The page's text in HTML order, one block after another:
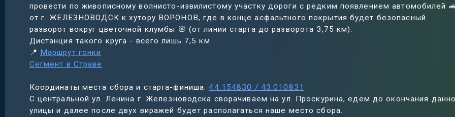
провести по живописному волнисто-извилистому участку дороги с редким появлением автомобилей
от г. ЖЕЛЕЗНОВОДСК к хутору ВОРОНОВ, где в конце асфальтного покрытия будет безопасный
разворот вокруг цветочной клумбы 🌸 (от линии старта до разворота 3,75 км).
Дистанция такого круга - всего лишь 7,5 км.
📍 Маршрут гонки
Сегмент в Страве
Координаты места сбора и старта-финиша:44.154830 / 43.010831
С центральной ул. Ленина г. Железноводска сворачиваем на ул. Проскурина, едем до окончания
улицы и далее после двух виражей будет располагаться наше место сбора.